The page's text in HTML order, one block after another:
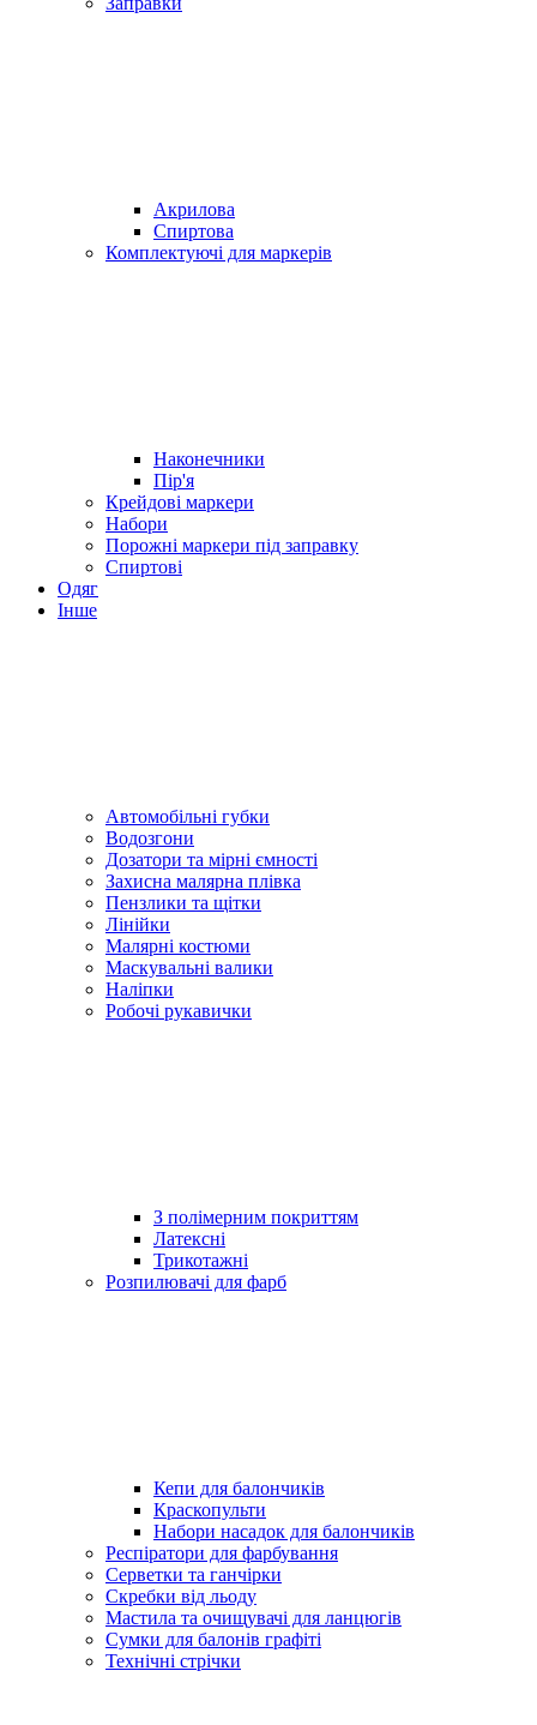
Акрилова
Спиртова
Комплектуючі для маркерів
Наконечники
Пір'я
Крейдові маркери
Набори
Порожні маркери під заправку
Спиртові
Одяг
Інше
Автомобільні губки
Водозгони
Дозатори та мірні ємності
Захисна малярна плівка
Пензлики та щітки
Лінійки
Малярні костюми
Маскувальні валики
Наліпки
Робочі рукавички
З полімерним покриттям
Латексні
Трикотажні
Розпилювачі для фарб
Кепи для балончиків
Краскопульти
Набори насадок для балончиків
Респіратори для фарбування
Серветки та ганчірки
Скребки від льоду
Мастила та очищувачі для ланцюгів
Сумки для балонів графіті
Технічні стрічки